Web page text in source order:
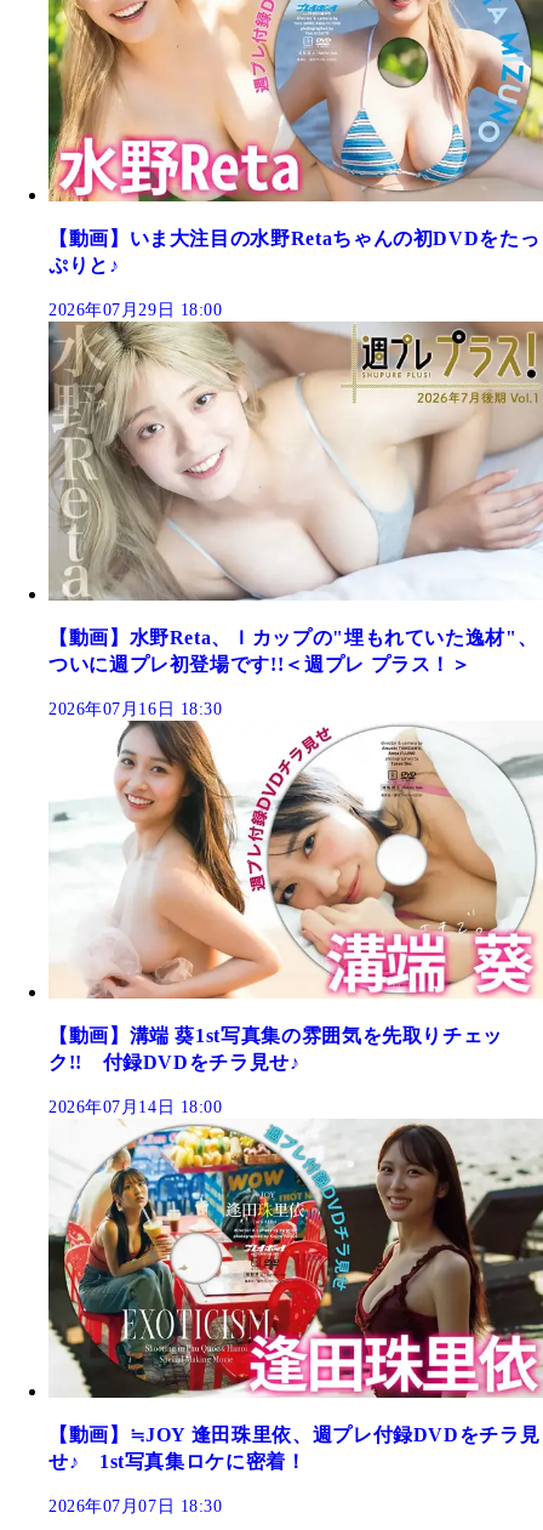
【動画】いま大注目の水野Retaちゃんの初DVDをたっ
ぷりと♪
2026年07月29日 18:00
【動画】水野Reta、Ｉカップの"埋もれていた逸材"、
ついに週プレ初登場です!!＜週プレ プラス！＞
2026年07月16日 18:30
【動画】溝端 葵1st写真集の雰囲気を先取りチェッ
ク!! 付録DVDをチラ見せ♪
2026年07月14日 18:00
【動画】≒JOY 逢田珠里依、週プレ付録DVDをチラ見
せ♪ 1st写真集ロケに密着！
2026年07月07日 18:30